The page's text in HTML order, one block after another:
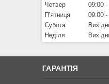
Четвер
09:00
Пʼятниця
09:00
Субота
Неділя
ГАРАНТІЯ